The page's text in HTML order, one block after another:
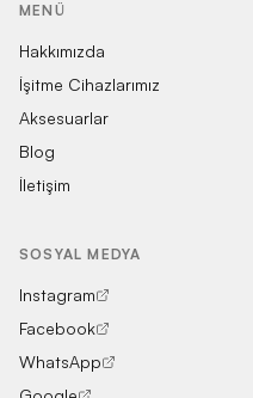
MENÜ
Hakkımızda
İşitme Cihazlarımız
Aksesuarlar
Blog
İletişim
SOSYAL MEDYA
Instagram
Facebook
WhatsApp